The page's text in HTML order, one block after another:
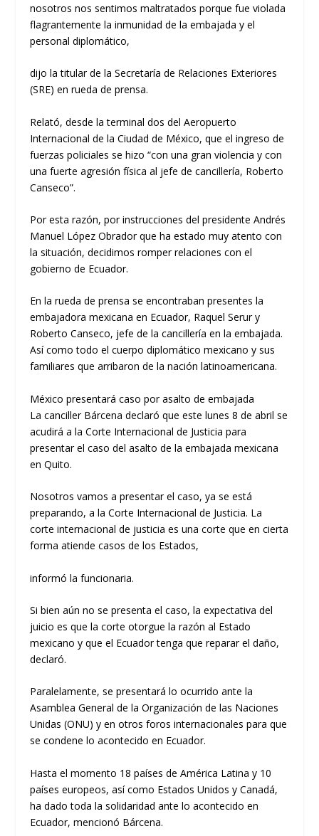
nosotros nos sentimos maltratados porque fue violada
flagrantemente la inmunidad de la embajada y el
personal diplomático,
dijo la titular de la Secretaría de Relaciones Exteriores
(SRE) en rueda de prensa.
Relató, desde la terminal dos del Aeropuerto
Internacional de la Ciudad de México, que el ingreso de
fuerzas policiales se hizo “con una gran violencia y con
una fuerte agresión física al jefe de cancillería, Roberto
Canseco”.
Por esta razón, por instrucciones del presidente Andrés
Manuel López Obrador que ha estado muy atento con
la situación, decidimos romper relaciones con el
gobierno de Ecuador.
En la rueda de prensa se encontraban presentes la
embajadora mexicana en Ecuador, Raquel Serur y
Roberto Canseco, jefe de la cancillería en la embajada.
Así como todo el cuerpo diplomático mexicano y sus
familiares que arribaron de la nación latinoamericana.
México presentará caso por asalto de embajada
La canciller Bárcena declaró que este lunes 8 de abril se
acudirá a la Corte Internacional de Justicia para
presentar el caso del asalto de la embajada mexicana
en Quito.
Nosotros vamos a presentar el caso, ya se está
preparando, a la Corte Internacional de Justicia. La
corte internacional de justicia es una corte que en cierta
forma atiende casos de los Estados,
informó la funcionaria.
Si bien aún no se presenta el caso, la expectativa del
juicio es que la corte otorgue la razón al Estado
mexicano y que el Ecuador tenga que reparar el daño,
declaró.
Paralelamente, se presentará lo ocurrido ante la
Asamblea General de la Organización de las Naciones
Unidas (ONU) y en otros foros internacionales para que
se condene lo acontecido en Ecuador.
Hasta el momento 18 países de América Latina y 10
países europeos, así como Estados Unidos y Canadá,
ha dado toda la solidaridad ante lo acontecido en
Ecuador, mencionó Bárcena.